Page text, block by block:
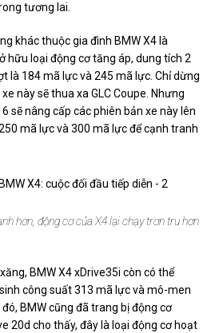
tương lai.
khác thuộc gia đình BMW X4 là
hữu loại động cơ tăng áp, dung tích 2
là 184 mã lực và 245 mã lực. Chỉ dừng
này sẽ thua xa GLC Coupe. Nhưng
sẽ nâng cấp các phiên bản xe này lên
mã lực và 300 mã lực để cạnh tranh
hơn, động cơ của X4 lại chạy trơn tru hơn
BMW X4 xDrive35i còn có thể
công suất 313 mã lực và mô-men
BMW cũng đã trang bị động cơ
20d cho thấy, đây là loại động cơ hoạt